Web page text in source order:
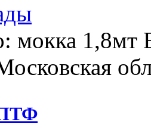
мокка 1,8мт
ПТФ